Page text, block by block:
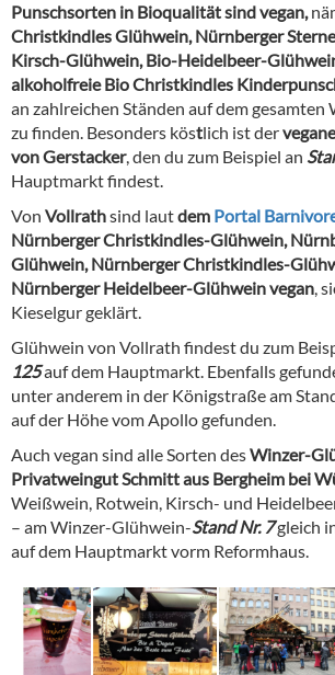
Punschsorten in Bioqualität sind vegan,
Christkindles Glühwein, Nürnberger
Kirsch-Glühwein, Bio-Heidelbeer-
alkoholfreie Bio Christkindles
an zahlreichen Ständen auf dem
zu finden. Besonders köstlich ist der
von Gerstacker, den du zum Beispiel an
Hauptmarkt findest.
Von Vollrathsind lautdem Portal
Nürnberger Christkindles-Glühwein,
Glühwein, Nürnberger Christkindles-
Nürnberger Heidelbeer-Glühwein vegan,
Kieselgur geklärt.
Glühwein von Vollrath findest du zum
125auf dem Hauptmarkt. Ebenfalls
unter anderem in der Königstraße am
auf der Höhe vom Apollo gefunden.
Auch vegan sind alle Sorten desWinzer-
Privatweingut Schmitt aus Bergheim bei
Weißwein, Rotwein, Kirsch- und
– am Winzer-Glühwein-Stand Nr. 7gleich
auf dem Hauptmarkt vorm Reformhaus.